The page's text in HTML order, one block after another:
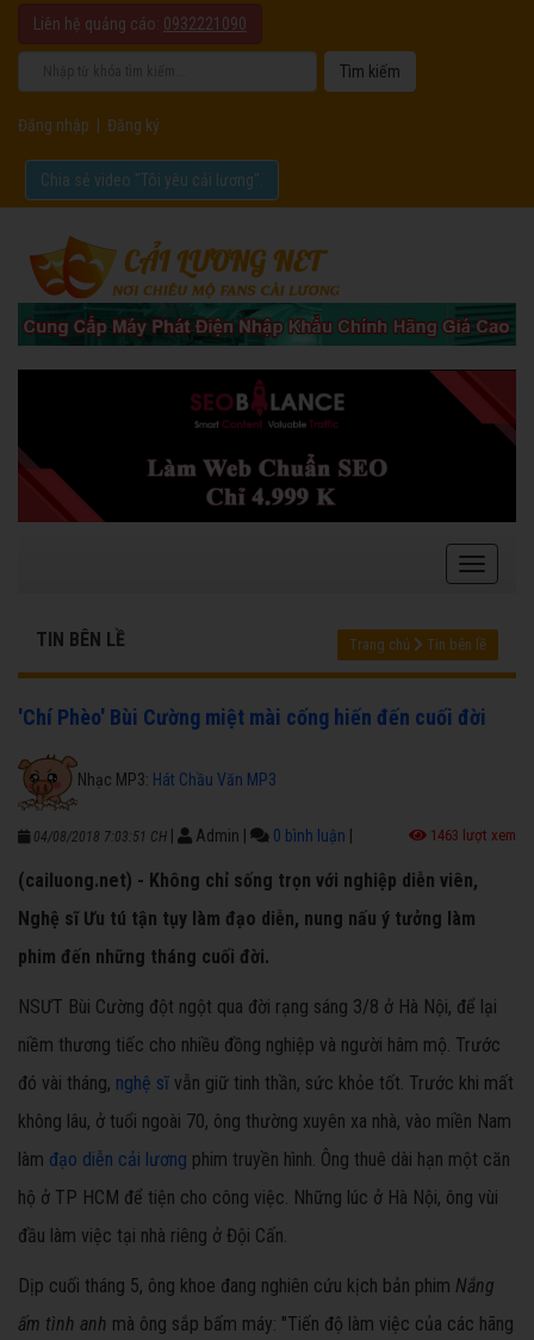
Liên hệ quảng cáo: 0932221090
Đăng nhập Đăng ký
Chia sẻ video "Tôi yêu cải lương".
TIN BÊN LỀ Trang chủ Tin bên lề
'Chí Phèo' Bùi Cường miệt mài cống hiến đến cuối đời
Nhạc MP3: Hát Chầu Văn MP3
04/08/2018 7:03:51 CH Admin 0 bình luận 1463 lượt xem
(cailuong.net) - Không chỉ sống trọn với nghiệp diễn viên,
Nghệ sĩ Ưu tú tận tụy làm đạo diễn, nung nấu ý tưởng làm
phim đến những tháng cuối đời.
NSƯT Bùi Cường đột ngột qua đời rạng sáng 3/8 ở Hà Nội, để lại
niềm thương tiếc cho nhiều đồng nghiệp và người hâm mộ. Trước
đó vài tháng, nghệ sĩ vẫn giữ tinh thần, sức khỏe tốt. Trước khi mất
không lâu, ở tuổi ngoài 70, ông thường xuyên xa nhà, vào miền Nam
làm đạo diễn cải lương phim truyền hình. Ông thuê dài hạn một căn
hộ ở TP HCM để tiện cho công việc. Những lúc ở Hà Nội, ông vùi
đầu làm việc tại nhà riêng ở Đội Cấn.
Dịp cuối tháng 5, ông khoe đang nghiên cứu kịch bản phim Nắng
ấm tình anh mà ông sắp bấm máy: "Tiến độ làm việc của các hãng